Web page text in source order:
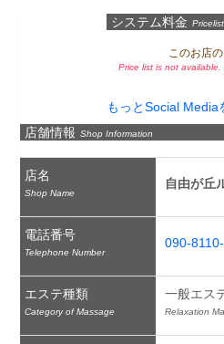
システム料金 Pricelist
このお店の
Price list is not
もっとSocial Media
店舗情報 Shop Information
店名
Shop Name
自由が丘
電話番号
Telephone Number
090-
エステ種類
Category of Massage
一般エス
Relaxation